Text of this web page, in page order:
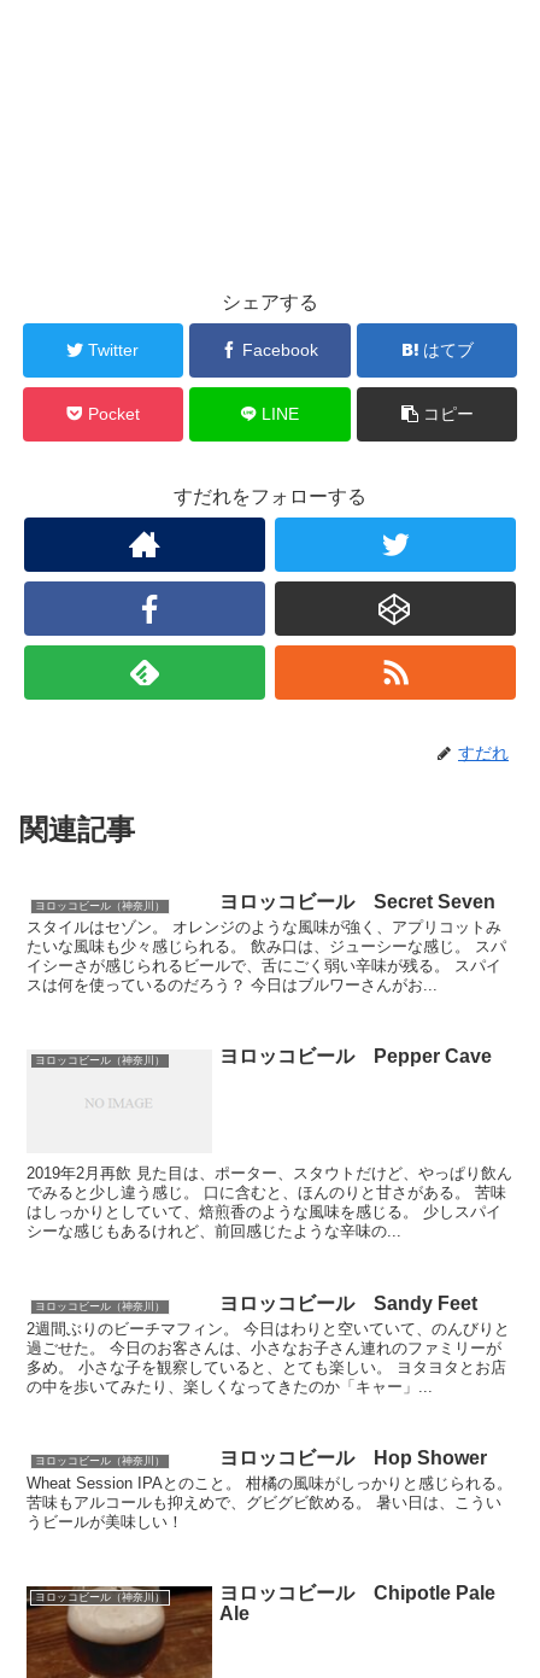
シェアする
Twitter Facebook はてブ
Pocket LINE コピー
すだれをフォローする
すだれ
関連記事
ヨロッコビール（神奈川） ヨロッコビール Secret Seven
スタイルはセゾン。 オレンジのような風味が強く、アプリコットみ
たいな風味も少々感じられる。 飲み口は、ジューシーな感じ。 スパ
イシーさが感じられるビールで、舌にごく弱い辛味が残る。 スパイ
スは何を使っているのだろう？ 今日はブルワーさんがお...
ヨロッコビール（神奈川） ヨロッコビール Pepper Cave
2019年2月再飲 見た目は、ポーター、スタウトだけど、やっぱり飲ん
でみると少し違う感じ。 口に含むと、ほんのりと甘さがある。 苦味
はしっかりとしていて、焙煎香のような風味を感じる。 少しスパイ
シーな感じもあるけれど、前回感じたような辛味の...
ヨロッコビール（神奈川） ヨロッコビール Sandy Feet
2週間ぶりのビーチマフィン。 今日はわりと空いていて、のんびりと
過ごせた。 今日のお客さんは、小さなお子さん連れのファミリーが
多め。 小さな子を観察していると、とても楽しい。 ヨタヨタとお店
の中を歩いてみたり、楽しくなってきたのか「キャー」...
ヨロッコビール（神奈川） ヨロッコビール Hop Shower
Wheat Session IPAとのこと。 柑橘の風味がしっかりと感じられる。
苦味もアルコールも抑えめで、グビグビ飲める。 暑い日は、こうい
うビールが美味しい！
ヨロッコビール（神奈川）
ヨロッコビール Chipotle Pale
Ale